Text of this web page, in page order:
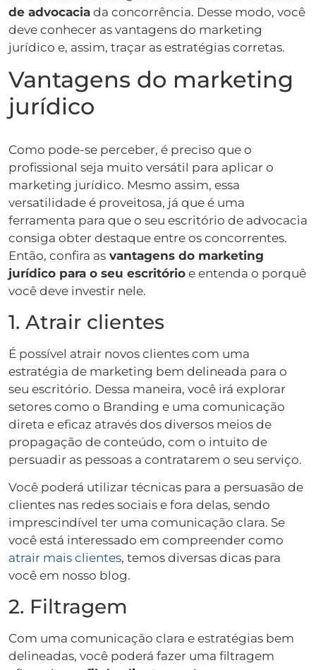
de advocacia da concorrência. Desse modo, você
deve conhecer as vantagens do marketing
jurídico e, assim, traçar as estratégias corretas.
Vantagens do marketing
jurídico
Como pode-se perceber, é preciso que o
profissional seja muito versátil para aplicar o
marketing jurídico. Mesmo assim, essa
versatilidade é proveitosa, já que é uma
ferramenta para que o seu escritório de advocacia
consiga obter destaque entre os concorrentes.
Então, confira as vantagens do marketing
jurídico para o seu escritório e entenda o porquê
você deve investir nele.
1. Atrair clientes
É possível atrair novos clientes com uma
estratégia de marketing bem delineada para o
seu escritório. Dessa maneira, você irá explorar
setores como o Branding e uma comunicação
direta e eficaz através dos diversos meios de
propagação de conteúdo, com o intuito de
persuadir as pessoas a contratarem o seu serviço.
Você poderá utilizar técnicas para a persuasão de
clientes nas redes sociais e fora delas, sendo
imprescindível ter uma comunicação clara. Se
você está interessado em compreender como
atrair mais clientes, temos diversas dicas para
você em nosso blog.
2. Filtragem
Com uma comunicação clara e estratégias bem
delineadas, você poderá fazer uma filtragem